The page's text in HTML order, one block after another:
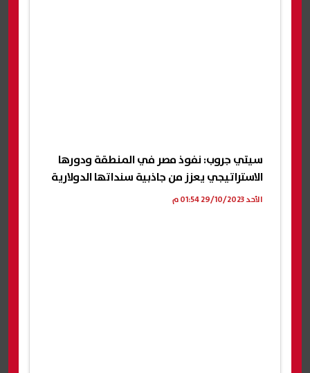
سيتي جروب: نفوذ مصر في المنطقة ودورها
الاستراتيجي يعزز من جاذبية سنداتها الدولارية
الأحد 29/10/2023 01:54 م